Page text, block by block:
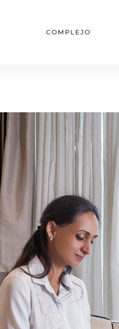
COMPLEJO